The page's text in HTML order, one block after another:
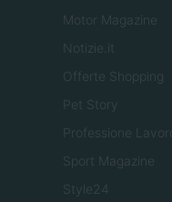
Motor Magazine
Notizie.it
Offerte Shopping
Pet Story
Professione Lavoro
Sport Magazine
Style24